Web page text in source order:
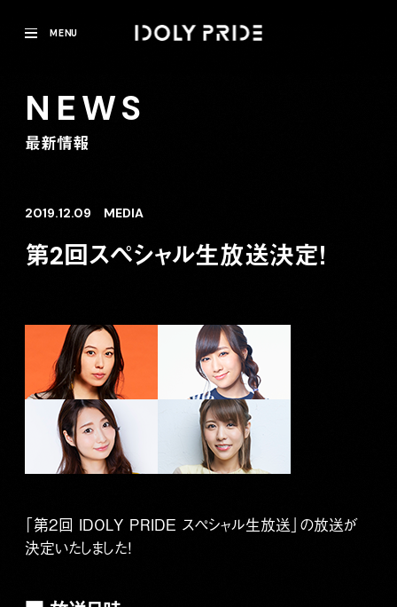
MENU
NEWS
最新情報
2019.12.09 MEDIA
第2回スペシャル生放送決定！
「第2回 IDOLY PRIDE スペシャル生放送」の放送が
決定いたしました！